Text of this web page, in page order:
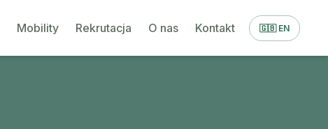
Mobility Rekrutacja O nas Kontakt 🇬🇧 EN